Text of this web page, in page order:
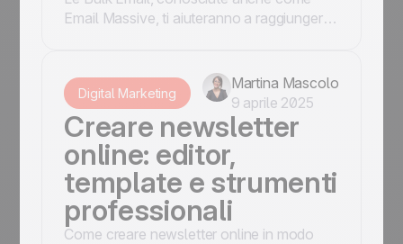
Email Massive, ti aiuteranno a raggiungere
Digital Marketing
Martina Mascolo
9 aprile 2025
Creare newsletter
online: editor,
template e strumenti
professionali
Come creare newsletter online in modo